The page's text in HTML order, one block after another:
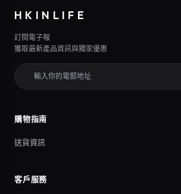
HKINLIFE
訂閱電子報
獲取最新產品資訊與獨家優惠
購物指南
送貨資訊
客戶服務